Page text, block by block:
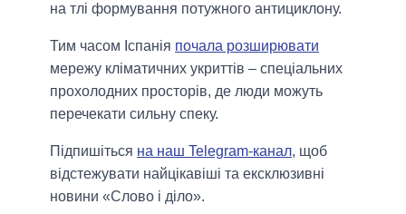
на тлі формування потужного антициклону.
Тим часом Іспанія почала розширювати
мережу кліматичних укриттів – спеціальних
прохолодних просторів, де люди можуть
перечекати сильну спеку.
Підпишіться на наш Telegram-канал, щоб
відстежувати найцікавіші та ексклюзивні
новини «Слово і діло».